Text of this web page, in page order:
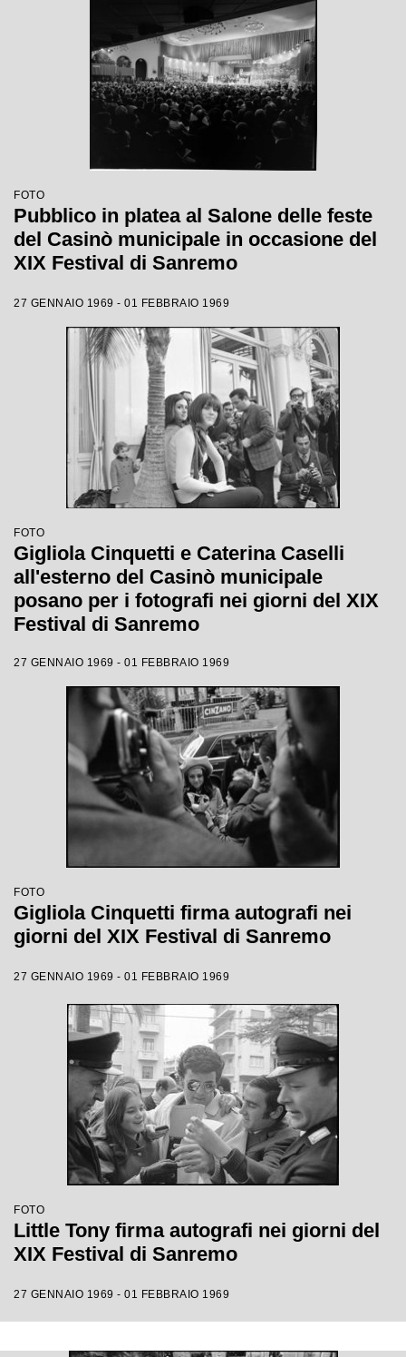
FOTO
Pubblico in platea al Salone delle feste
del Casinò municipale in occasione del
XIX Festival di Sanremo
27 GENNAIO 1969 - 01 FEBBRAIO 1969
FOTO
Gigliola Cinquetti e Caterina Caselli
all'esterno del Casinò municipale
posano per i fotografi nei giorni del XIX
Festival di Sanremo
27 GENNAIO 1969 - 01 FEBBRAIO 1969
FOTO
Gigliola Cinquetti firma autografi nei
giorni del XIX Festival di Sanremo
27 GENNAIO 1969 - 01 FEBBRAIO 1969
FOTO
Little Tony firma autografi nei giorni del
XIX Festival di Sanremo
27 GENNAIO 1969 - 01 FEBBRAIO 1969